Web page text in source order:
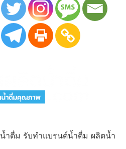
ำดื่ม รับทำแบรนด์น้ำดื่ม ผลิตน้ำ